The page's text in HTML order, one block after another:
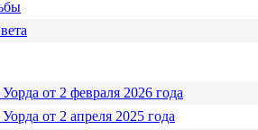
от 2 февраля 2026 года
от 2 апреля 2025 года